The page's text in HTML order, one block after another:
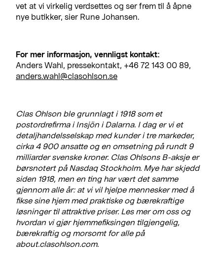
vet at vi virkelig verdsettes og ser frem til å åpne
nye butikker, sier Rune Johansen.
For mer informasjon, vennligst kontakt:
Anders Wahl, pressekontakt, +46 72 143 00 89,
anders.wahl@clasohlson.se
Clas Ohlson ble grunnlagt i 1918 som et
postordrefirma i Insjön i Dalarna. I dag er vi et
detaljhandelsselskap med kunder i tre markeder,
cirka 4 900 ansatte og en omsetning på rundt 9
milliarder svenske kroner. Clas Ohlsons B-aksje er
børsnotert på Nasdaq Stockholm. Mye har skjedd
siden 1918, men en ting har vært det samme
gjennom alle år: at vi vil hjelpe mennesker med å
fikse sine hjem med praktiske og bærekraftige
løsninger til attraktive priser. Les mer om oss og
hvordan vi gjør hjemmefiksingen tilgjengelig,
bærekraftig og morsomt for alle på
about.clasohlson.com.